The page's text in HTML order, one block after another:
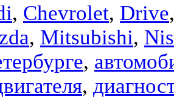
, Chevrolet, Drive
, Mitsubishi,
,
,